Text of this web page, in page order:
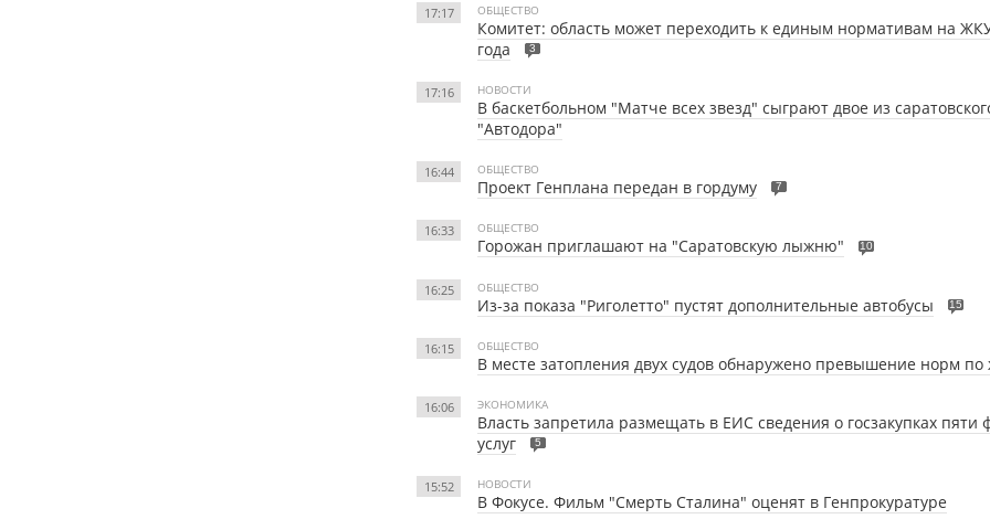
17:17 ОБЩЕСТВО
Комитет: область может переходить к единым нормативам на
года
3
17:16 НОВОСТИ
В баскетбольном "Матче всех звезд" сыграют двое из
"Автодора"
16:44 ОБЩЕСТВО
Проект Генплана передан в гордуму 7
16:33 ОБЩЕСТВО
Горожан приглашают на "Саратовскую лыжню" 10
16:25 ОБЩЕСТВО
Из-за показа "Риголетто" пустят дополнительные автобусы 15
16:15 ОБЩЕСТВО
В месте затопления двух судов обнаружено превышение норм по
16:06 ЭКОНОМИКА
Власть запретила размещать в ЕИС сведения о госзакупках пяти
услуг
5
15:52 НОВОСТИ
В Фокусе. Фильм "Смерть Сталина" оценят в Генпрокуратуре